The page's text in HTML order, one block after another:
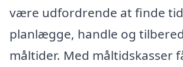
være udfordrende at finde
planlægge, handle og
måltider. Med måltidskasser